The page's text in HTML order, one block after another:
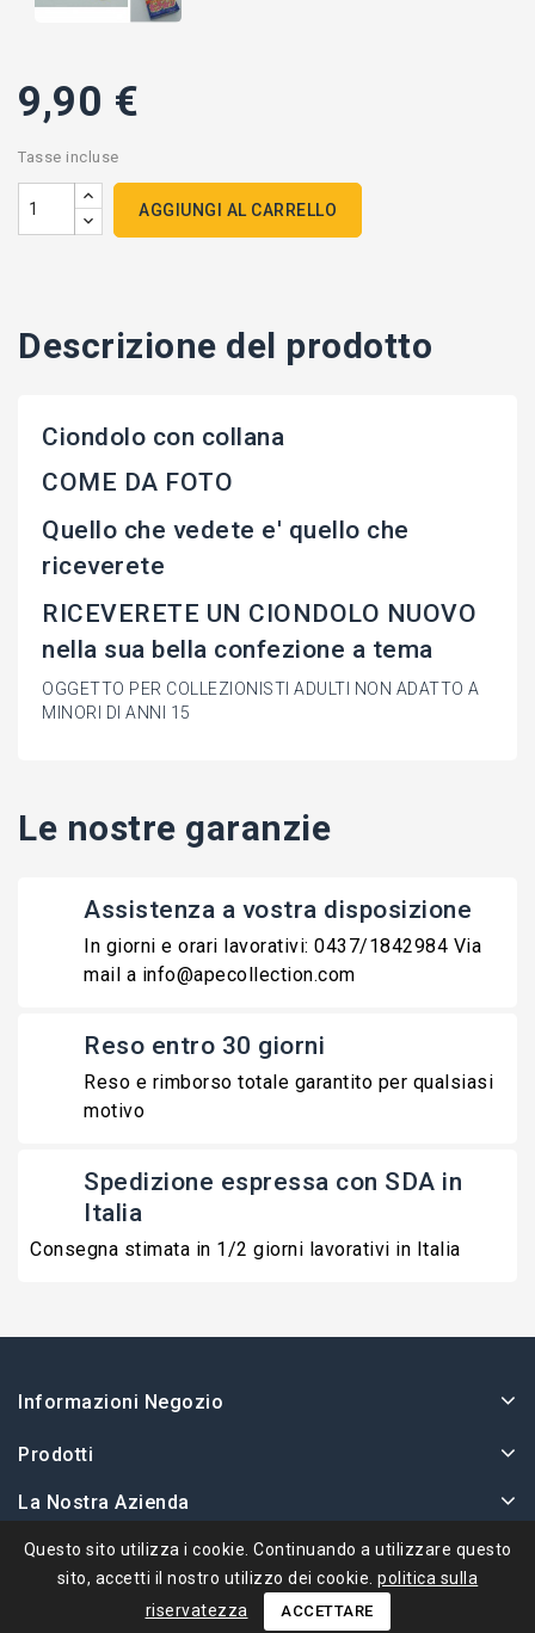
9,90 €
Tasse incluse
AGGIUNGI AL CARRELLO
Descrizione del prodotto
Ciondolo con collana
COME DA FOTO
Quello che vedete e' quello che
riceverete
RICEVERETE UN CIONDOLO NUOVO
nella sua bella confezione a tema
OGGETTO PER COLLEZIONISTI ADULTI NON ADATTO A
MINORI DI ANNI 15
Le nostre garanzie
Assistenza a vostra disposizione
In giorni e orari lavorativi: 0437/1842984 Via
mail a info@apecollection.com
Reso entro 30 giorni
Reso e rimborso totale garantito per qualsiasi
motivo
Spedizione espressa con SDA in
Italia
Consegna stimata in 1/2 giorni lavorativi in Italia
Informazioni Negozio
Prodotti
La Nostra Azienda
Il Tuo Account
Questo sito utilizza i cookie. Continuando a utilizzare questo
sito, accetti il ​​nostro utilizzo dei cookie. politica sulla
riservatezza
ACCETTARE